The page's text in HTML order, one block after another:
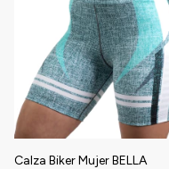
Calza Biker Mujer BELLA